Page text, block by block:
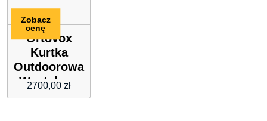
Ortovox
Kurtka
Outdoorowa
Westalpen
3L Jacket W
2700,00 zł
Zobacz
cenę